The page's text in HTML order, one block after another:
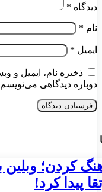
دیدگاه *
نام *
ایمیل *
ذخیره نام، ایمیل و
دوباره دیدگاهی
کردن؛
پیدا کرد!